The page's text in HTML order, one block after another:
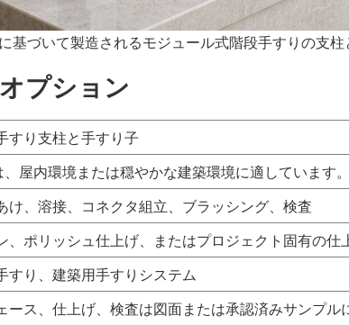
基づいて製造されるモジュール式階段手すりの支柱
プション
すり支柱と手すり子
屋内環境または穏やかな建築環境に適しています。
け、溶接、コネクタ組立、ブラッシング、検査
、ポリッシュ仕上げ、またはプロジェクト固有の仕
すり、建築用手すりシステム
ース、仕上げ、検査は図面または承認済みサンプル